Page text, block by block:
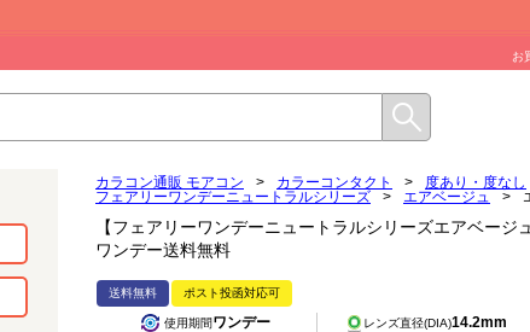
お
カラコン通販 モアコン > カラーコンタクト > 度あり・度なし
フェアリーワンデーニュートラルシリーズ
> エアベージュ >
【フェアリーワンデーニュートラルシリーズエアベー
ワンデー送料無料
送料無料 ポスト投函対応可
使用期間ワンデー レンズ直径(DIA)14.2mm